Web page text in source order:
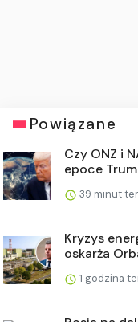
Powiązane
Czy ONZ i
epoce
39 minut
Kryzys
oskarża
1 godzina